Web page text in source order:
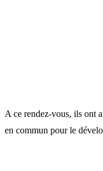
A ce rendez-vous, ils ont
en commun pour le